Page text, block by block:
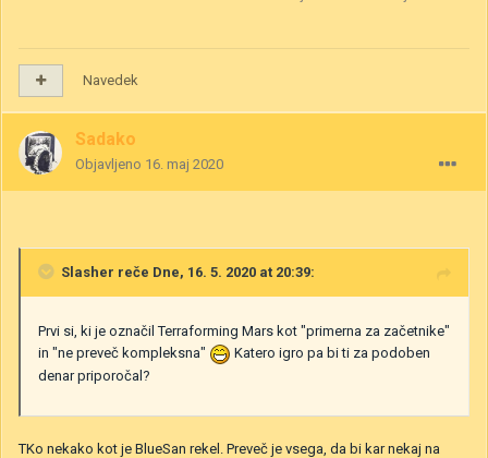
Navedek
Sadako
Objavljeno 16. maj 2020
Slasher reče Dne, 16. 5. 2020 at 20:39:
Prvi si, ki je označil Terraforming Mars kot "primerna za začetnike"
in "ne preveč kompleksna"
Katero igro pa bi ti za podoben
denar priporočal?
TKo nekako kot je BlueSan rekel. Preveč je vsega, da bi kar nekaj na